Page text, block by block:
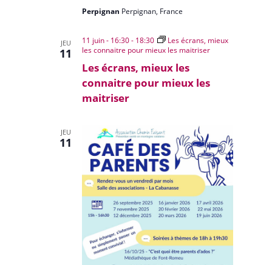
Perpignan Perpignan, France
JEU
11
Les écrans, mieux les
connaitre pour mieux les
maitriser
11 juin - 16:30- 18:30
Les écrans, mieux
les connaitre pour mieux les maitriser
JEU
11